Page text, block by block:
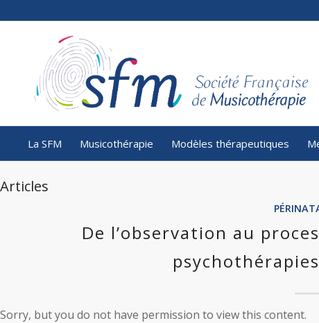
La SFM Musicothérapie Modèles thérapeutiques
Articles
De l’observation au
Sorry, but you do not have permission to view this content.